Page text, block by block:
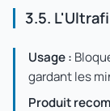
3.5.
Usage :
gardant les
Produit